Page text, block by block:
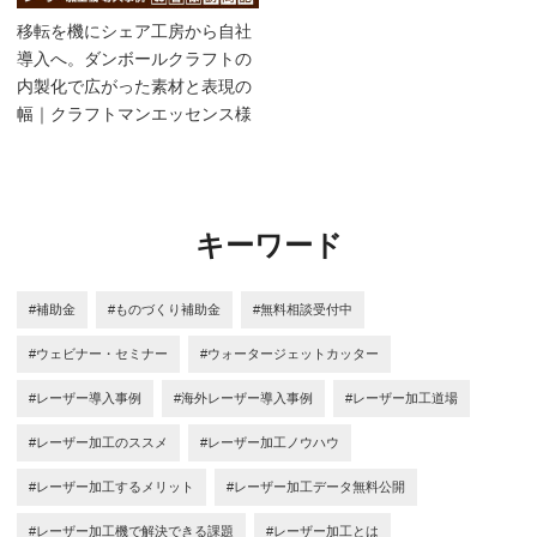
移転を機にシェア工房から自社
導入へ。ダンボールクラフトの
内製化で広がった素材と表現の
幅｜クラフトマンエッセンス様
キーワード
#補助金 #ものづくり補助金 #無料相談受付中
#ウェビナー・セミナー #ウォータージェットカッター
#レーザー導入事例 #海外レーザー導入事例 #レーザー加工道場
#レーザー加工のススメ #レーザー加工ノウハウ
#レーザー加工するメリット #レーザー加工データ無料公開
#レーザー加工機で解決できる課題 #レーザー加工とは